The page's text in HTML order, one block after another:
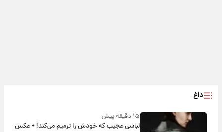
داغ
۱۵ دقیقه پیش
لباسی عجیب که خودش را ترمیم می‌کند! + عکس